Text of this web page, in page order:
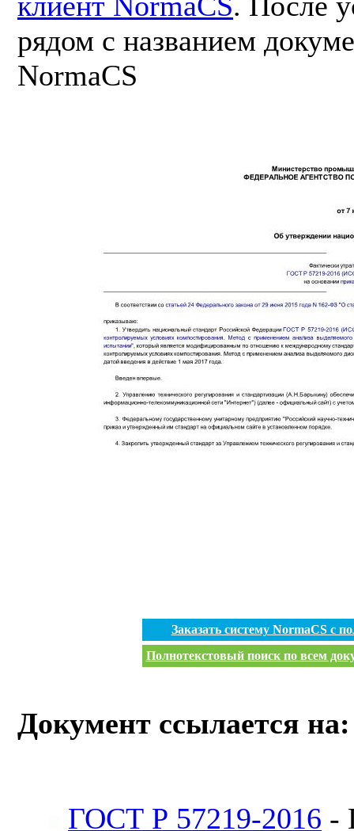
рядом с названием
NormaCS
Заказать систему NormaCS с
Полнотекстовый поиск по всем
Документ ссылается на:
ГОСТ Р 57219-2016 -